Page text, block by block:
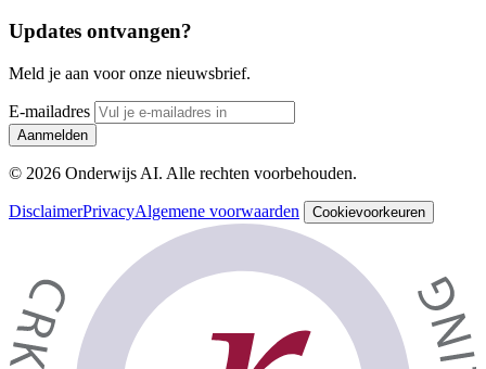
Updates ontvangen?
Meld je aan voor onze nieuwsbrief.
E-mailadres
Aanmelden
© 2026 Onderwijs AI. Alle rechten voorbehouden.
DisclaimerPrivacyAlgemene voorwaarden Cookievoorkeuren